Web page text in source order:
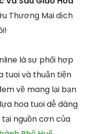
Thương Mại dịch
là sự phối hợp
tuoi và thuận tiện
về mang lại bạn
hoa tuoi dễ dàng
nguồn cơn của